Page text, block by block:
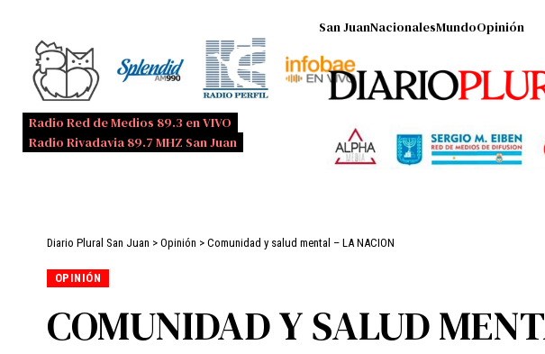
Radio Red de Medios 89.3 en VIVO
Radio Rivadavia 89.7 MHZ San Juan
San JuanNacionalesMundoOpinión
Diario Plural San Juan > Opinión > Comunidad y salud mental – LA NACION
OPINIÓN
COMUNIDAD Y SALUD